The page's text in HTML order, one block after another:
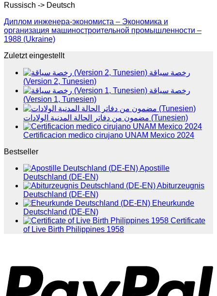
Russisch -> Deutsch
Диплом инженера-экономиста – Экономика и
организация машиностроительной промышленности –
1988 (Ukraine)
Zuletzt eingestellt
رخصة سياقة
(Version 2, Tunesien)
رخصة سياقة
(Version 1, Tunesien)
مضمون من دفاتر الحالة المدنية الولادات (Tunesien)
Certificacion medico cirujano UNAM Mexico 2024
Bestseller
Apostille
Deutschland (DE-EN)
Abiturzeugnis
Deutschland (DE-EN)
Eheurkunde
Deutschland (DE-EN)
Certificate
of Live Birth Philippines 1958